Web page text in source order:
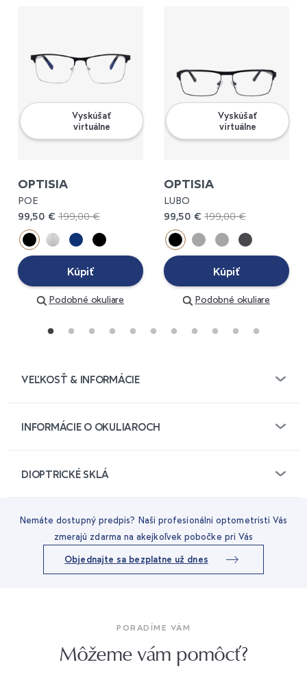
Vyskúšať
virtuálne
OPTISIA
POE
99,50 € 199,00 €
Kúpiť
Podobné okuliare
Vyskúšať
virtuálne
OPTISIA
LUBO
99,50 € 199,00 €
Kúpiť
Podobné okuliare
VEĽKOSŤ & INFORMÁCIE
INFORMÁCIE O OKULIAROCH
DIOPTRICKÉ SKLÁ
Nemáte dostupný predpis? Naši profesionálni optometristi Vás
zmerajú zdarma na akejkoľvek pobočke pri Vás
Objednajte sa bezplatne už dnes
PORADÍME VÁM
Môžeme vám pomôcť?